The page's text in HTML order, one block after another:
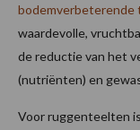
bodemverbeterende
waardevolle,
de reductie van het
(nutriënten) en
Voor ruggenteelten